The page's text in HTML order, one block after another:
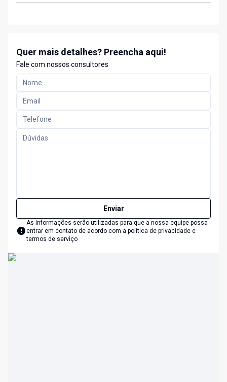
Quer mais detalhes? Preencha aqui!
Fale com nossos consultores
Enviar
As informações serão utilizadas para que a nossa equipe possa
entrar em contato de acordo com a política de privacidade e
termos de serviço